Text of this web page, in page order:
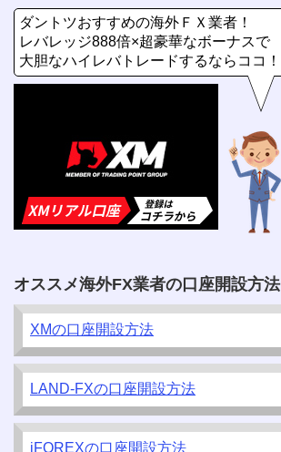
ダントツおすすめの海外ＦＸ業者！
レバレッジ888倍×超豪華なボーナスで
大胆なハイレバトレードするならココ！
オススメ海外FX業者の口座開設方法
XMの口座開設方法
LAND-FXの口座開設方法
iFOREXの口座開設方法